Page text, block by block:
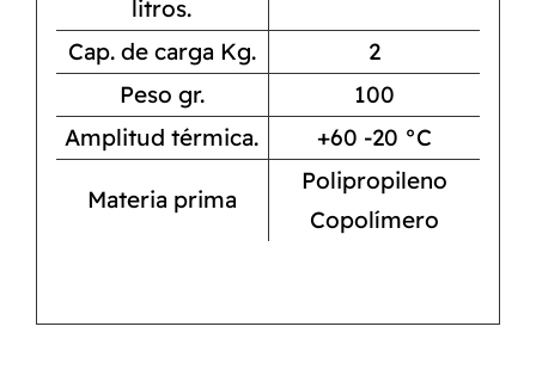
litros.
Cap. de carga Kg.
2
Peso gr.
100
Amplitud térmica.
+60 -20 °C
Materia prima
Polipropileno
Copolímero